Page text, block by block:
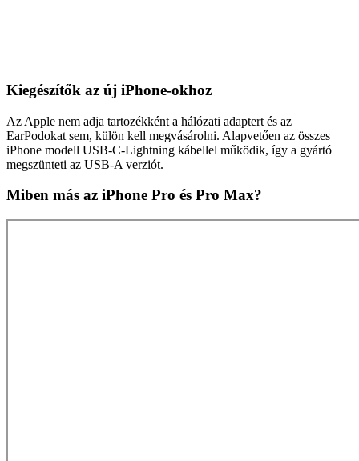
Kiegészítők az új iPhone-okhoz
Az Apple nem adja tartozékként a hálózati adaptert és az
EarPodokat sem, külön kell megvásárolni. Alapvetően az összes
iPhone modell USB-C-Lightning kábellel működik, így a gyártó
megszünteti az USB-A verziót.
Miben más az iPhone Pro és Pro Max?